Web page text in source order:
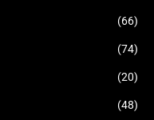
(66)
(74)
(20)
(48)